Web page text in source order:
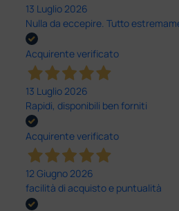
13 Luglio 2026
Nulla da eccepire. Tutto
Acquirente verificato
13 Luglio 2026
Rapidi, disponibili ben forniti
Acquirente verificato
12 Giugno 2026
facilità di acquisto e puntualità